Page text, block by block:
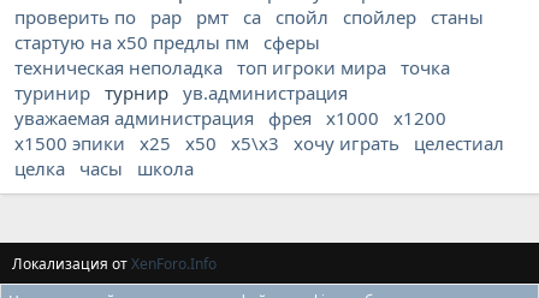
проверить по
рар рмт са спойл спойлер станы
стартую на х50 предлы пм
сферы
техническая неполадка топ игроки мира точка
туринир турнир ув.администрация
уважаемая администрация
фрея х1000
х1200
х1500 эпики
х25 х50 х5\х3 хочу играть
целестиал
целка
часы школа
Локализация отXenForo.Info